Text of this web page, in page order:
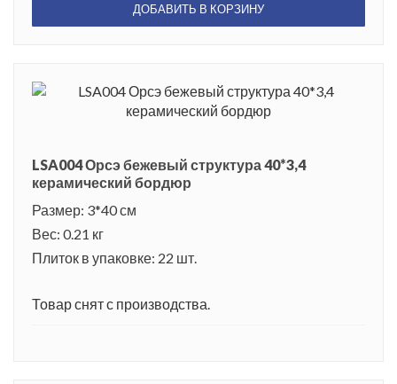
ДОБАВИТЬ В КОРЗИНУ
LSA004 Орсэ бежевый структура 40*3,4
керамический бордюр
Размер: 3*40 см
Вес: 0.21 кг
Плиток в упаковке: 22 шт.
Товар снят с производства.